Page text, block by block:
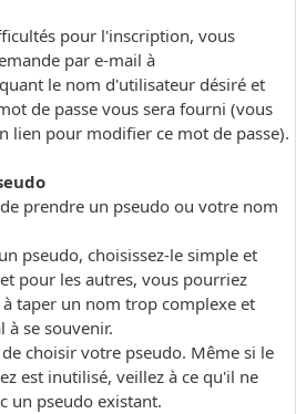
pour l'inscription, vous
par e-mail à
le nom d'utilisateur désiré et
de passe vous sera fourni (vous
lien pour modifier ce mot de passe).
prendre un pseudo ou votre nom
pseudo, choisissez-le simple et
pour les autres, vous pourriez
taper un nom trop complexe et
à se souvenir.
choisir votre pseudo. Même si le
est inutilisé, veillez à ce qu'il ne
un pseudo existant.